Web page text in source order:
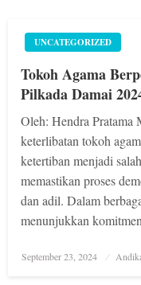
UNCATEGORIZED
Tokoh Agama
Pilkada Damai
Oleh: Hendra Pratama
keterlibatan tokoh
ketertiban menjadi
memastikan proses
dan adil. Dalam
menunjukkan
Posted
September 23, 2024